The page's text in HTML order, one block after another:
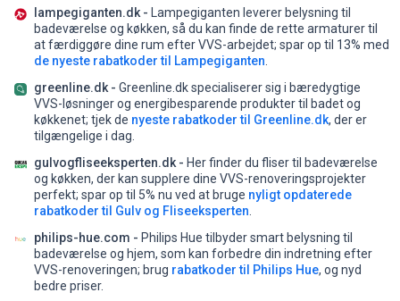
lampegiganten.dk - Lampegiganten leverer belysning til
badeværelse og køkken, så du kan finde de rette armaturer til
at færdiggøre dine rum efter VVS-arbejdet; spar op til 13% med
de nyeste rabatkoder til Lampegiganten
greenline.dk - Greenline.dk specialiserer sig i bæredygtige
VVS-løsninger og energibesparende produkter til badet og
køkkenet; tjek de nyeste rabatkoder til Greenline.dk, der er
tilgængelige i dag.
gulvogfliseeksperten.dk - Her finder du fliser til badeværelse
og køkken, der kan supplere dine VVS-renoveringsprojekter
perfekt; spar op til 5% nu ved at bruge nyligt opdaterede
rabatkoder til Gulv og Fliseeksperten
philips-hue.com - Philips Hue tilbyder smart belysning til
badeværelse og hjem, som kan forbedre din indretning efter
VVS-renoveringen; brug rabatkoder til Philips Hue, og nyd
bedre priser.